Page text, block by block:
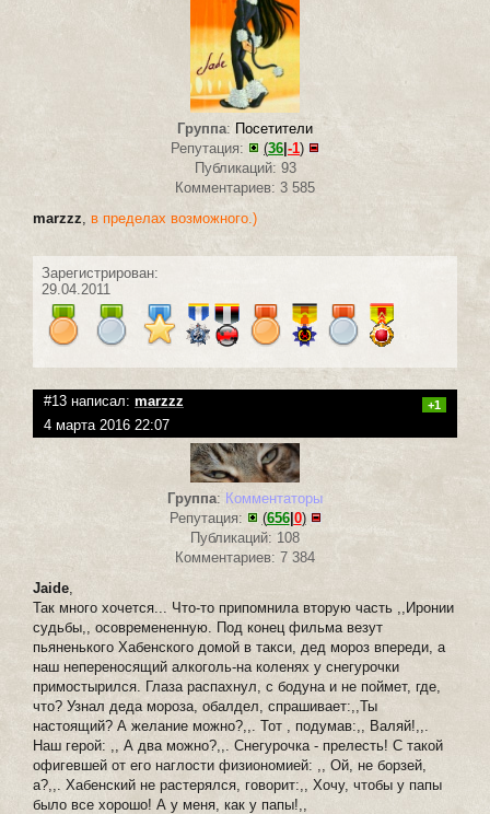
Группа: Посетители
Репутация:
(36 -1)
Публикаций: 93
Комментариев: 3 585
marzzz в пределах возможного.)
Зарегистрирован:
29.04.2011
#13 написал: marzzz +1
4 марта 2016 22:07
Группа: Комментаторы
Репутация:
(656| 0)
Публикаций: 108
Комментариев: 7 384
Jaide
Так много хочется... Что-то припомнила вторую часть ,,Иронии
судьбы,, осовремененную. Под конец фильма везут
пьяненького Хабенского домой в такси, дед мороз впереди, а
наш непереносящий алкоголь-на коленях у снегурочки
примостырился. Глаза распахнул, с бодуна и не поймет, где,
что? Узнал деда мороза, обалдел, спрашивает:,,Ты
настоящий? А желание можно?,,. Тот , подумав:,, Валяй!,,.
Наш герой: ,, А два можно?,,. Снегурочка - прелесть! С такой
офигевшей от его наглости физиономией: ,, Ой, не борзей,
а?,,. Хабенский не растерялся, говорит:,, Хочу, чтобы у папы
было все хорошо! А у меня, как у папы!,,